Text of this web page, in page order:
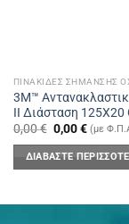
ΠΙΝΑΚΊΔΕΣ ΣΉΜΑΝΣΗΣ
3Μ™
II Διάσταση 125X20
0,00€ Original
price
was:
0,00 €.
0,00€Η
τιμή
είναι:
0,00 €.
(με
ΔΙΑΒΆΣΤΕ